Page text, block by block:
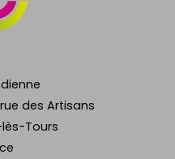
des Artisans
Tours